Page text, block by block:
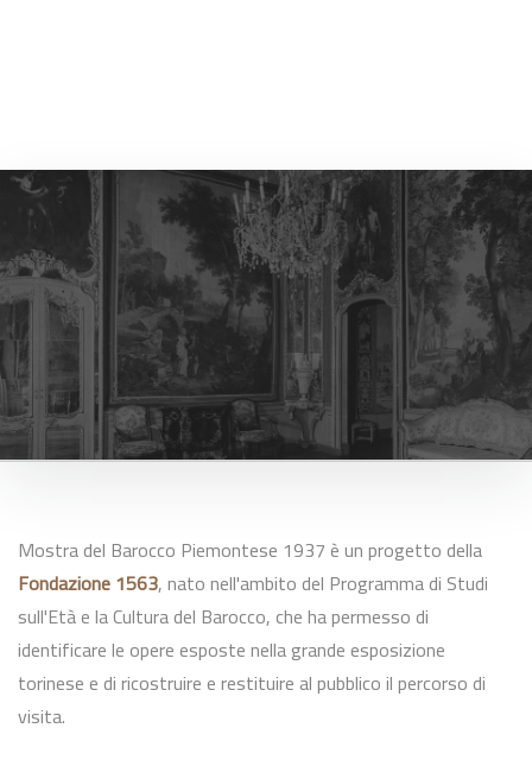
Mostra del Barocco Piemontese 1937 è un progetto della
Fondazione 1563, nato nell'ambito del Programma di Studi
sull'Età e la Cultura del Barocco, che ha permesso di
identificare le opere esposte nella grande esposizione
torinese e di ricostruire e restituire al pubblico il percorso di
visita.